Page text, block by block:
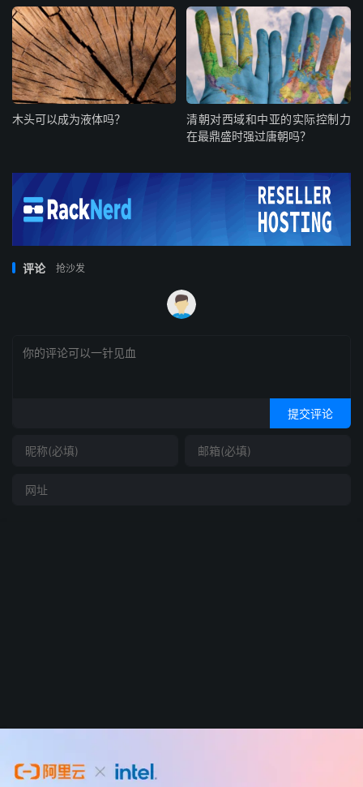
木头可以成为液体吗？
清朝对西域和中亚的实际控制力
在最鼎盛时强过唐朝吗？
评论 抢沙发
提交评论